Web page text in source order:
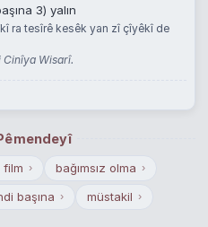
3) yalın
ra tesîrê kesêk yan zî çîyêkî de
Wisarî.
film › bağımsız olma ›
başına › müstakil ›